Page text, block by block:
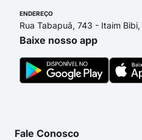
ENDEREÇO
Rua Tabapuã, 743 - Itaim
Baixe nosso app
Fale Conosco